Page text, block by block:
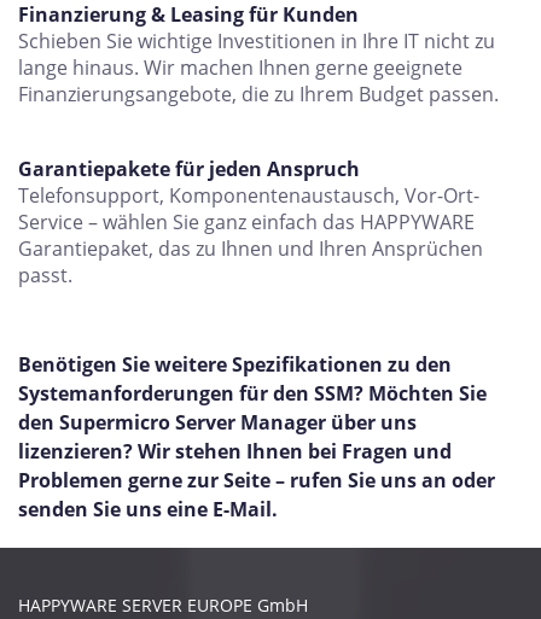
Finanzierung & Leasing für Kunden
Schieben Sie wichtige Investitionen in Ihre IT nicht zu
lange hinaus. Wir machen Ihnen gerne geeignete
Finanzierungsangebote, die zu Ihrem Budget passen.
Garantiepakete für jeden Anspruch
Telefonsupport, Komponentenaustausch, Vor-Ort-
Service – wählen Sie ganz einfach das HAPPYWARE
Garantiepaket, das zu Ihnen und Ihren Ansprüchen
passt.
Benötigen Sie weitere Spezifikationen zu den
Systemanforderungen für den SSM? Möchten Sie
den Supermicro Server Manager über uns
lizenzieren? Wir stehen Ihnen bei Fragen und
Problemen gerne zur Seite – rufen Sie uns an oder
senden Sie uns eine E-Mail.
HAPPYWARE SERVER EUROPE GmbH